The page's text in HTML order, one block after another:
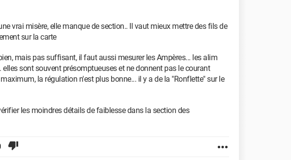
vrai misère, elle manque de section.. Il vaut mieux mettre des fils de
sur la carte
mais pas suffisant, il faut aussi mesurer les Ampères... les alim
sont souvent présomptueuses et ne donnent pas le courant
la régulation n'est plus bonne... il y a de la "Ronflette" sur le
les moindres détails de faiblesse dans la section des